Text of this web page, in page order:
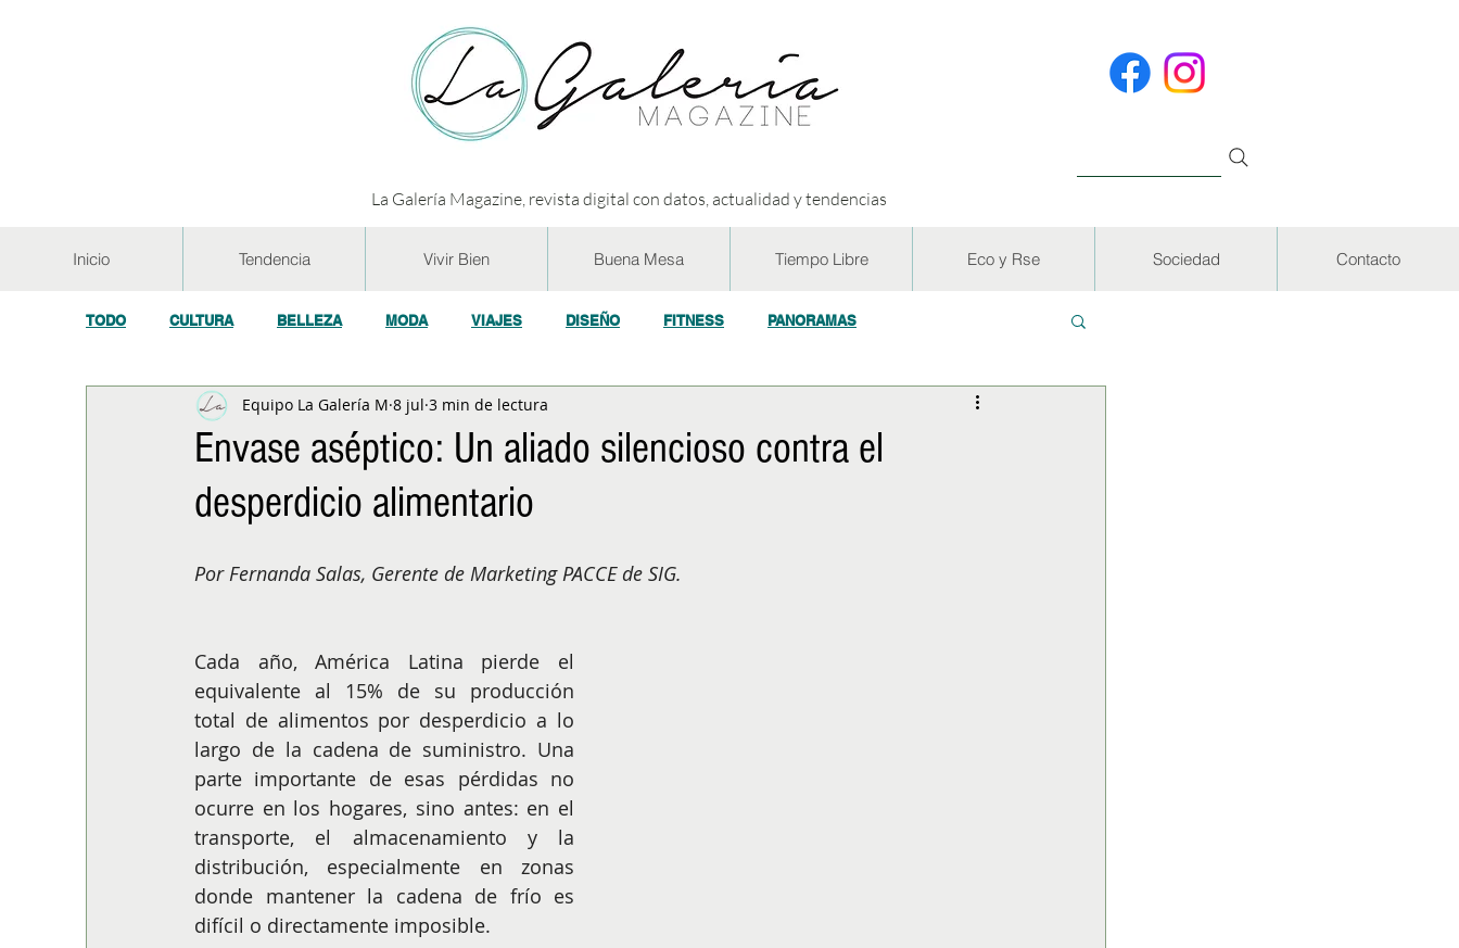
La Galería Magazine, revista digital con datos, actualidad y tendencias
Inicio Tendencia Vivir Bien Buena Mesa Tiempo Libre Eco y Rse Sociedad Contacto
TODO CULTURA BELLEZA MODA VIAJES DISEÑO FITNESS PANORAMAS
GASTRONOMÍA Y VINOS SALUD TECNOLOGÍA ENTREVISTAS
ALIMENTACIÓN COLUMNA BUENA MESA NIÑOS
Envase aséptico: Un aliado silencioso contra el
desperdicio alimentario
Equipo La Galería M 8 jul 3 min de lectura
Por Fernanda Salas, Gerente de Marketing PACCE de SIG.
Cada año, América Latina pierde el
equivalente al 15% de su producción
total de alimentos por desperdicio a lo
largo de la cadena de suministro. Una
parte importante de esas pérdidas no
ocurre en los hogares, sino antes: en el
transporte, el almacenamiento y la
distribución, especialmente en zonas
donde mantener la cadena de frío es
difícil o directamente imposible.